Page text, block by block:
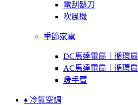
電刮鬍刀
吹風機
季節家電
DC馬達電扇｜循環扇
AC馬達電扇｜循環扇
暖手寶
♦ 冷氣空調